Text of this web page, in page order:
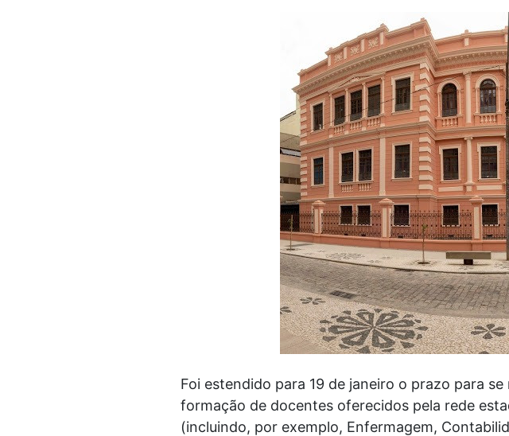
Foi estendido para 19 de janeiro o prazo para
formação de docentes oferecidos pela rede
(incluindo, por exemplo, Enfermagem,